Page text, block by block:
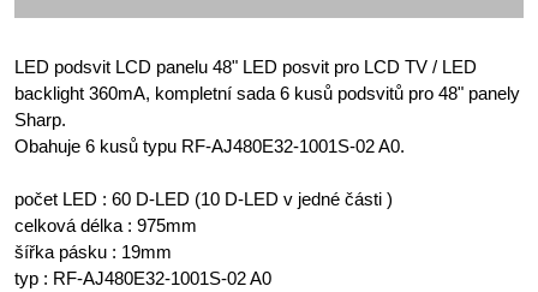
LED podsvit LCD panelu 48" LED posvit pro LCD TV / LED
backlight 360mA, kompletní sada 6 kusů podsvitů pro 48" panely
Sharp.
Obahuje 6 kusů typu RF-AJ480E32-1001S-02 A0.
počet LED : 60 D-LED (10 D-LED v jedné části )
celková délka : 975mm
šířka pásku : 19mm
typ : RF-AJ480E32-1001S-02 A0